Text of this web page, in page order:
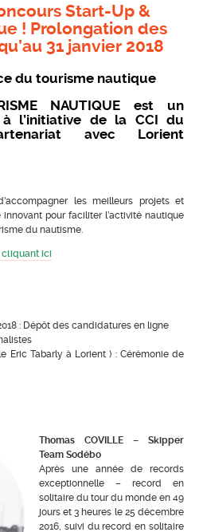
Start-Up &
! Prolongation des
31 janvier 2018
du tourisme nautique
NAUTIQUE est un
l’initiative de la CCI du
avec Lorient
les meilleurs projets et
pour faciliter l’activité nautique
du nautisme.
cliquant ici
: Dépôt des candidatures en ligne
Eric Tabarly à Lorient ) : Cérémonie de
Thomas COVILLE – Skipper
Team Sodébo
Après une année de records
exceptionnelle – record en
solitaire du tour du monde en 49
jours et 3 heures le 25 décembre
2016, suivi du record en solitaire